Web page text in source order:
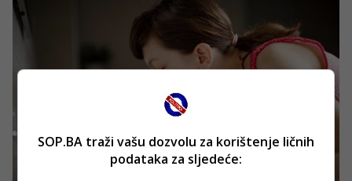
SOP.BA traži vašu dozvolu za korištenje ličnih
podataka za sljedeće: